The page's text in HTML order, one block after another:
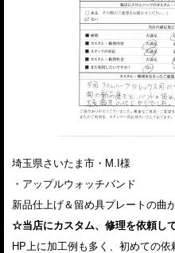
埼玉県さいたま市・M.I様
・アップルウォッチバンド
新品仕上げ＆留め具プレートの曲
☆当店にカスタム、修理を依頼し
HP上に加工例も多く、初めての